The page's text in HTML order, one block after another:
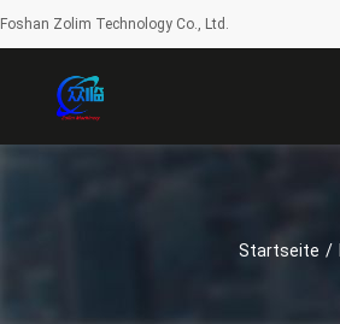
Foshan Zolim Technology Co., Ltd.
Startseite /